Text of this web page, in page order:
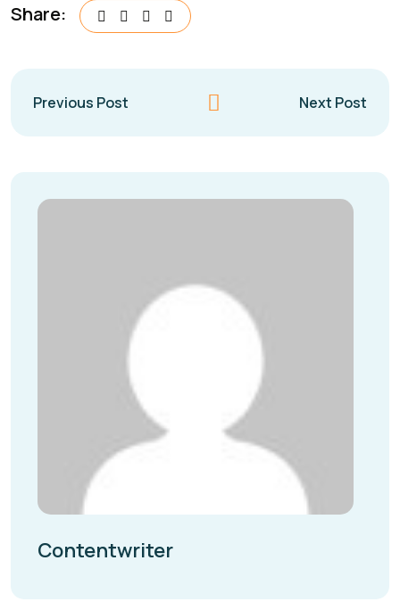
Share:
Previous Post Next Post
Contentwriter